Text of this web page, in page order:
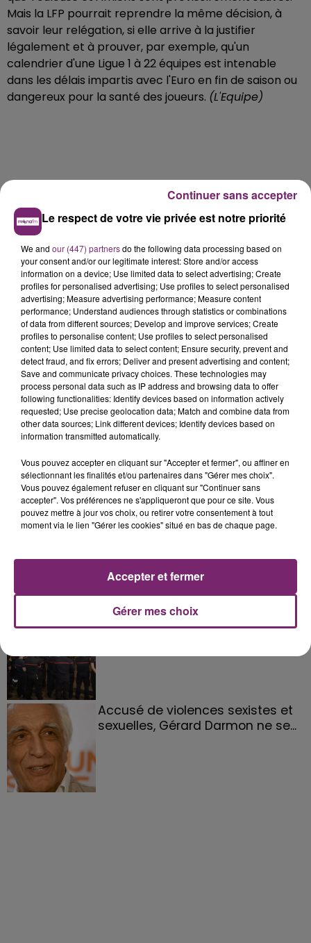
Mais la LFP pourrait reprendre la même décision, à
savoir leur relégation, si elle arrive à la justifier
légalement et à prouver, par exemple, qu'un
calendrier d'une Ligue 1 à 22 équipes est intenable
dans les délais impartis avec l'Euro en fin de saison ou
dangereux pour la santé des joueurs. (L'Equipe)
La Bulle - Guinguette éphémère
158 pompiers de la région sont
partis hier soir pour la Gironde
Accusé de violences sexistes et
sexuelles, Gérard Darmon ne se...
Le respect de votre vie privée est notre priorité
We and our (447) partnersdo the following data processing based on
your consent and/or our legitimate interest: Store and/or access
information on a device; Use limited data to select advertising; Create
profiles for personalised advertising; Use profiles to select personalised
advertising; Measure advertising performance; Measure content
performance; Understand audiences through statistics or combinations
of data from different sources; Develop and improve services; Create
profiles to personalise content; Use profiles to select personalised
content; Use limited data to select content; Ensure security, prevent and
detect fraud, and fix errors; Deliver and present advertising and content;
Save and communicate privacy choices. These technologies may
process personal data such as IP address and browsing data to offer
following functionalities: Identify devices based on information actively
requested; Use precise geolocation data; Match and combine data from
other data sources; Link different devices; Identify devices based on
information transmitted automatically.
Vous pouvez accepter en cliquant sur "Accepter et fermer", ou affiner en
sélectionnant les finalités et/ou partenaires dans "Gérer mes choix".
Vous pouvez également refuser en cliquant sur "Continuer sans
accepter". Vos préférences ne s'appliqueront que pour ce site. Vous
pouvez mettre à jour vos choix, ou retirer votre consentement à tout
moment via le lien "Gérer les cookies" situé en bas de chaque page.
Gérer mes choix
Accepter et fermer
Continuer sans accepter